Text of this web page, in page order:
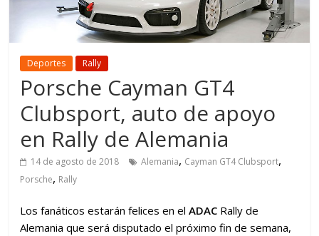
Deportes Rally
Porsche Cayman GT4
Clubsport, auto de apoyo
en Rally de Alemania
14 de agosto de 2018 Alemania, Cayman GT4 Clubsport,
Porsche, Rally
Los fanáticos estarán felices en elADAC Rally de
Alemania que será disputado el próximo fin de semana,